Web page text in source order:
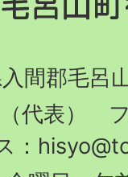
郡毛呂
代表）